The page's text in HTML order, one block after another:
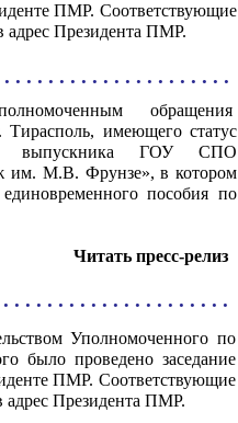
ПМР. Соответствующие
адрес Президента ПМР.
. . . . . . . . . . . . . . . . . . . .
обращения
имеющего статус
выпускника ГОУ СПО
им. М.В. Фрунзе», в котором
пособия по
Читать пресс-релиз
. . . . . . . . . . . . . . . . . . . .
Уполномоченного по
было проведено заседание
ПМР. Соответствующие
адрес Президента ПМР.